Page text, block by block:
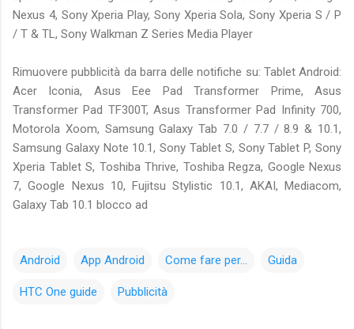
Nexus 4, Sony Xperia Play, Sony Xperia Sola, Sony Xperia S / P
/ T & TL, Sony Walkman Z Series Media Player
Rimuovere pubblicità da barra delle notifiche su: Tablet Android:
Acer Iconia, Asus Eee Pad Transformer Prime, Asus
Transformer Pad TF300T, Asus Transformer Pad Infinity 700,
Motorola Xoom, Samsung Galaxy Tab 7.0 / 7.7 / 8.9 & 10.1,
Samsung Galaxy Note 10.1, Sony Tablet S, Sony Tablet P, Sony
Xperia Tablet S, Toshiba Thrive, Toshiba Regza, Google Nexus
7, Google Nexus 10, Fujitsu Stylistic 10.1, AKAI, Mediacom,
Galaxy Tab 10.1 blocco ad
Android App Android Come fare per... Guida
HTC One guide Pubblicità